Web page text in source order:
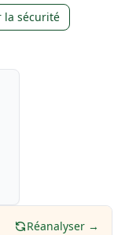
la sécurité
Réanalyser →